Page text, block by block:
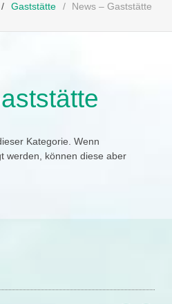
Gaststätte News – Gaststätte
Kategorie. Wenn
werden, können diese aber